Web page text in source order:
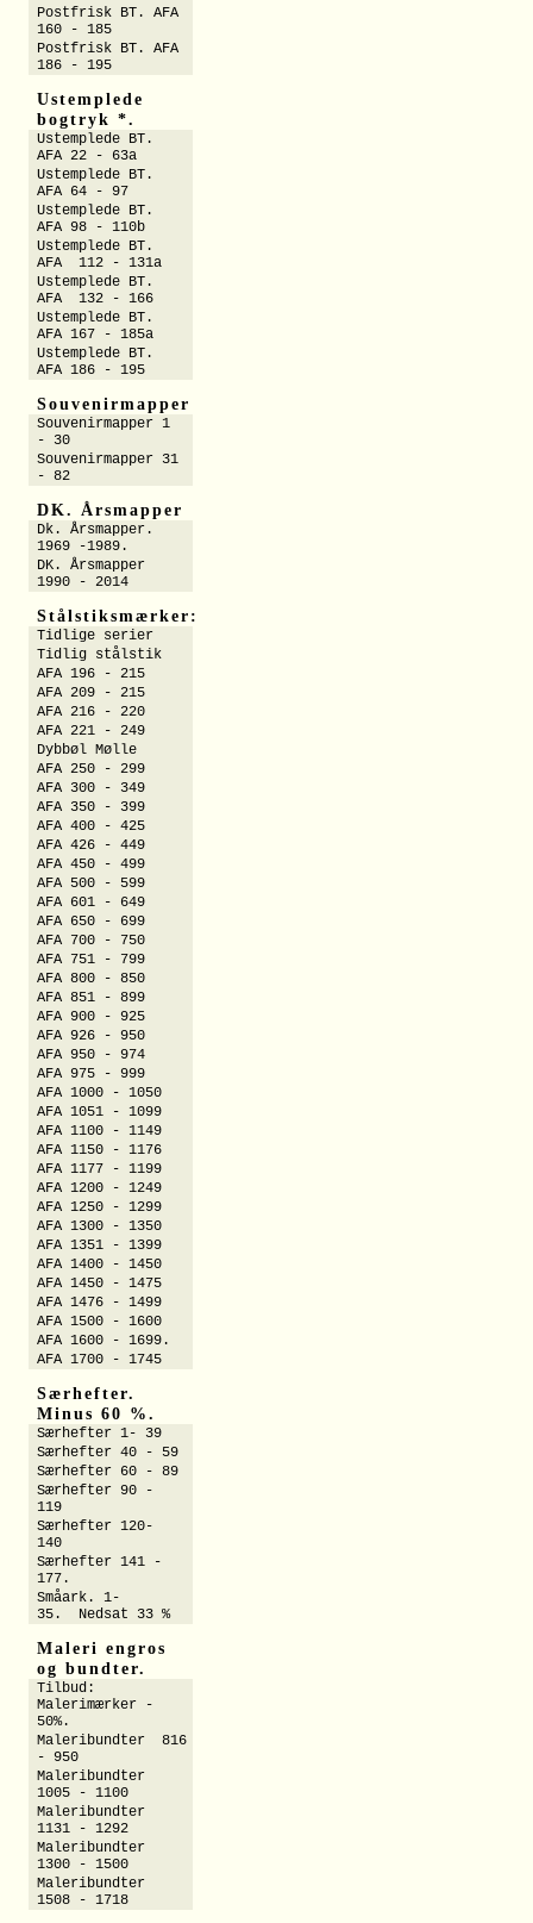
Postfrisk BT. AFA
160 - 185
Postfrisk BT. AFA
186 - 195
Ustemplede
bogtryk *.
Ustemplede BT.
AFA 22 - 63a
Ustemplede BT.
AFA 64 - 97
Ustemplede BT.
AFA 98 - 110b
Ustemplede BT.
AFA 112 - 131a
Ustemplede BT.
AFA 132 - 166
Ustemplede BT.
AFA 167 - 185a
Ustemplede BT.
AFA 186 - 195
Souvenirmapper
Souvenirmapper 1
- 30
Souvenirmapper 31
- 82
DK. Årsmapper
Dk. Årsmapper.
1969 -1989.
DK. Årsmapper
1990 - 2014
Stålstiksmærker:
Tidlige serier
Tidlig stålstik
AFA 196 - 215
AFA 209 - 215
AFA 216 - 220
AFA 221 - 249
Dybbøl Mølle
AFA 250 - 299
AFA 300 - 349
AFA 350 - 399
AFA 400 - 425
AFA 426 - 449
AFA 450 - 499
AFA 500 - 599
AFA 601 - 649
AFA 650 - 699
AFA 700 - 750
AFA 751 - 799
AFA 800 - 850
AFA 851 - 899
AFA 900 - 925
AFA 926 - 950
AFA 950 - 974
AFA 975 - 999
AFA 1000 - 1050
AFA 1051 - 1099
AFA 1100 - 1149
AFA 1150 - 1176
AFA 1177 - 1199
AFA 1200 - 1249
AFA 1250 - 1299
AFA 1300 - 1350
AFA 1351 - 1399
AFA 1400 - 1450
AFA 1450 - 1475
AFA 1476 - 1499
AFA 1500 - 1600
AFA 1600 - 1699.
AFA 1700 - 1745
Særhefter.
Minus 60 %.
Særhefter 1- 39
Særhefter 40 - 59
Særhefter 60 - 89
Særhefter 90 -
119
Særhefter 120-
140
Særhefter 141 -
177.
Småark. 1-
35. Nedsat 33 %
Maleri engros
og bundter.
Tilbud:
Malerimærker -
50%.
Maleribundter 816
- 950
Maleribundter
1005 - 1100
Maleribundter
1131 - 1292
Maleribundter
1300 - 1500
Maleribundter
1508 - 1718